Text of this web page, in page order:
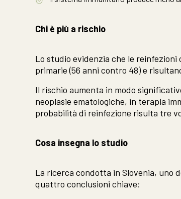
Chi è più a rischio
Lo studio evidenzia che le
primarie (56 anni contro 48) e
Il rischio aumenta in modo
neoplasie ematologiche, in terapia
probabilità di reinfezione risulta tre
Cosa insegna lo studio
La ricerca condotta in Slovenia, uno
quattro conclusioni chiave: